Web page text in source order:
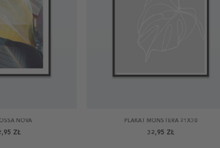
NOVA
ZŁ
PLAKAT MONSTERA 21X30
32,95 ZŁ